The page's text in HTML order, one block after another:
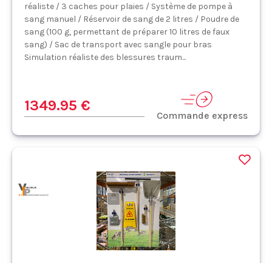
réaliste / 3 caches pour plaies / Système de pompe à
sang manuel / Réservoir de sang de 2 litres / Poudre de
sang (100 g, permettant de préparer 10 litres de faux
sang) / Sac de transport avec sangle pour bras
Simulation réaliste des blessures traum...
1349.95 €
Commande express